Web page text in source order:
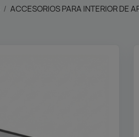
ACCESORIOS PARA INTERIOR DE